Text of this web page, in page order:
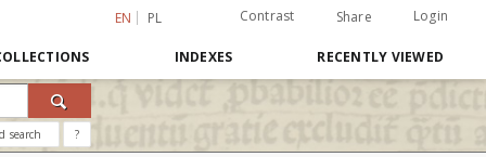
EN PL Contrast Share Login
INDEXES RECENTLY VIEWED
search ?